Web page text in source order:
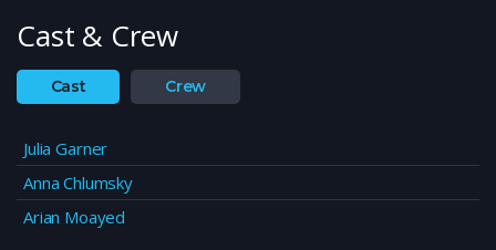
Cast & Crew
Cast Crew
Julia Garner
Anna Chlumsky
Arian Moayed